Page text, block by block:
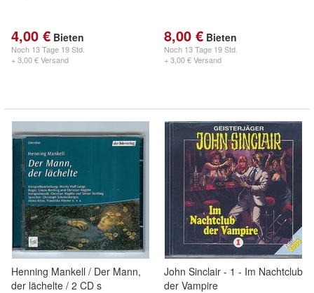
4,00 € Bieten
Noch 13 Tage 19 Std.
+ 3,00 € Versand
8,00 € Bieten
Noch 13 Tage 19 Std.
+ 3,00 € Versand
Henning Mankell / Der Mann,
der lächelte / 2 CD s
John Sinclair - 1 - Im Nachtclub
der Vampire